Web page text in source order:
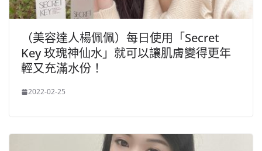
（美容達人楊佩佩）每日使用「Secret
Key 玫瑰神仙水」就可以讓肌膚變得更年
輕又充滿水份！
2022-02-25